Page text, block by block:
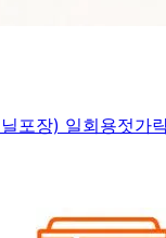
포장) 일회용젓가